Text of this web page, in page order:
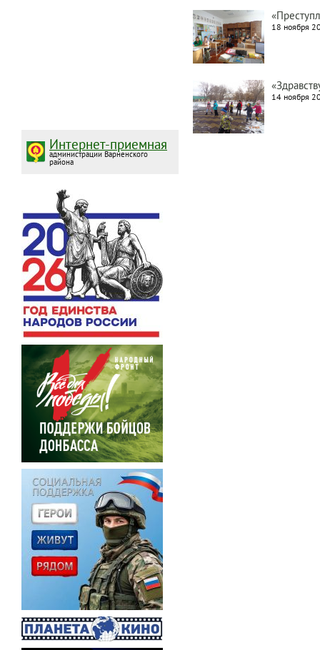
18 ноября
14 ноября
Интернет-приемная
администрации Варненского
района